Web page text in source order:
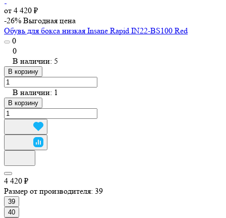
от 4 420 ₽
-26% Выгодная цена
Обувь для бокса низкая Insane Rapid IN22-BS100 Red
0
0
В наличии: 5
В корзину
В наличии: 1
В корзину
4 420 ₽
Размер от производителя: 39
39
40